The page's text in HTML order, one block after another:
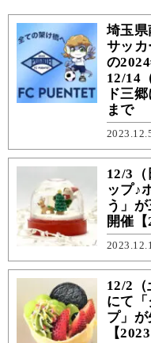
埼玉
サッカ
の
12/14
ド三
まで
12/3（
ップ♪
う」
開催【
2023.12.1
12/2
にて
プ」
【2023